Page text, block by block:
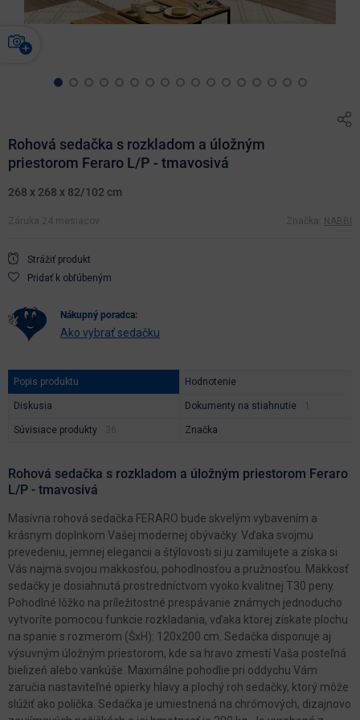
Rohová sedačka s rozkladom a úložným
priestorom Feraro L/P - tmavosivá
268 x 268 x 82/102 cm
Záruka 24 mesiacov Značka: NABBI
Strážiť produkt
Pridať k obľúbeným
nákupný poradca:
Ako vybrať sedačku
Popis produktu Hodnotenie
Diskusia Dokumenty na stiahnutie
Súvisiace produkty Značka
Rohová sedačka s rozkladom a úložným priestorom Feraro
L/P - tmavosivá
Masívna rohová sedačka FERARO bude skvelým vybavením a
krásnym doplnkom Vašej modernej obývačky. Vďaka svojmu
prevedeniu, jemnej elegancii a štýlovosti si ju zamilujete a získa si
Vás najmä svojou mäkkosťou, pohodlnosťou a pružnosťou. Mäkkosť
sedačky je dosiahnutá prostredníctvom vyoko kvalitnej T30 peny.
Pohodlné lôžko na príležitostné prespávanie známych jednoducho
vytvoríte pomocou funkcie rozkladania, vďaka ktorej získate plochu
na spanie s rozmerom (ŠxH): 120x200 cm. Sedačka disponuje aj
výsuvným úložným priestorom, kde sa hravo zmestí Vaša posteľná
bielizeň alebo vankúše. Maximálne pohodlie pri oddychu Vám
zaručia nastaviteľné opierky hlavy a plochý roh sedačky, ktorý môže
slúžiť ako polička. Sedačka je umiestnená na chrómových, dizajnovo